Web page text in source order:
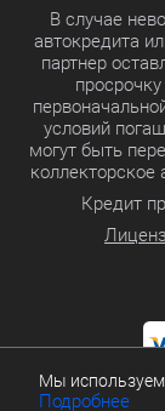
В случае
автокредита
партнер
условий
могут быть
коллекторское
Кредит
Политика в
Мы
Подробнее